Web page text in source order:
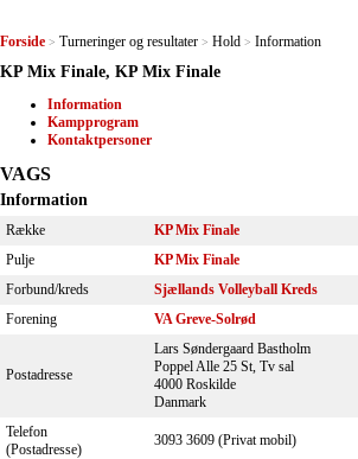
Forside > Turneringer og resultater > Hold > Information
KP Mix Finale, KP Mix Finale
Information
Kampprogram
Kontaktpersoner
VAGS
Information
Række
KP Mix Finale
Pulje
KP Mix Finale
Forbund/kreds
Sjællands Volleyball Kreds
Forening
VA Greve-Solrød
Postadresse
Lars Søndergaard Bastholm
Poppel Alle 25 St, Tv sal
4000 Roskilde
Danmark
Telefon
(Postadresse)
3093 3609 (Privat mobil)